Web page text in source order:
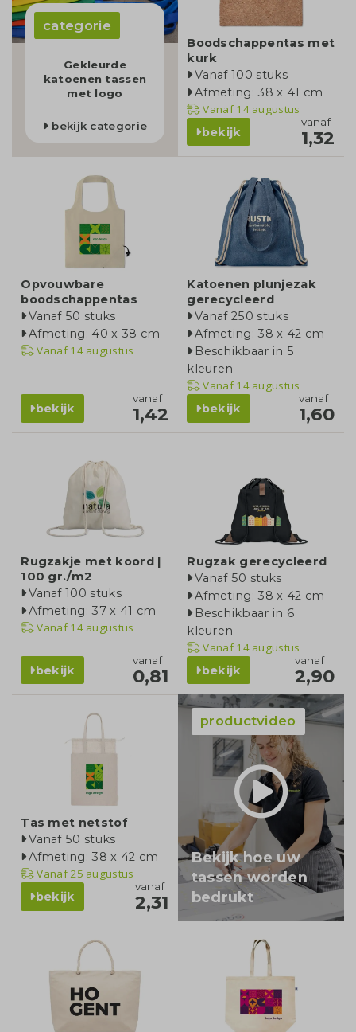
categorie
Gekleurde
katoenen tassen
met logo
bekijk categorie
Boodschappentas met
kurk
Vanaf 100 stuks
Afmeting: 38 x 41 cm
Vanaf14 augustus
bekijk
vanaf
1,32
Opvouwbare
boodschappentas
Vanaf 50 stuks
Afmeting: 40 x 38 cm
Vanaf14 augustus
bekijk
vanaf
1,42
Katoenen plunjezak
gerecycleerd
Vanaf 250 stuks
Afmeting: 38 x 42 cm
Beschikbaar in 5
kleuren
Vanaf14 augustus
bekijk
vanaf
1,60
Rugzakje met koord |
100 gr./m2
Vanaf 100 stuks
Afmeting: 37 x 41 cm
Vanaf14 augustus
bekijk
vanaf
0,81
Rugzak gerecycleerd
Vanaf 50 stuks
Afmeting: 38 x 42 cm
Beschikbaar in 6
kleuren
Vanaf14 augustus
bekijk
vanaf
2,90
Tas met netstof
Vanaf 50 stuks
Afmeting: 38 x 42 cm
Vanaf25 augustus
bekijk
vanaf
2,31
productvideo
Bekijk hoe uw
tassen worden
bedrukt